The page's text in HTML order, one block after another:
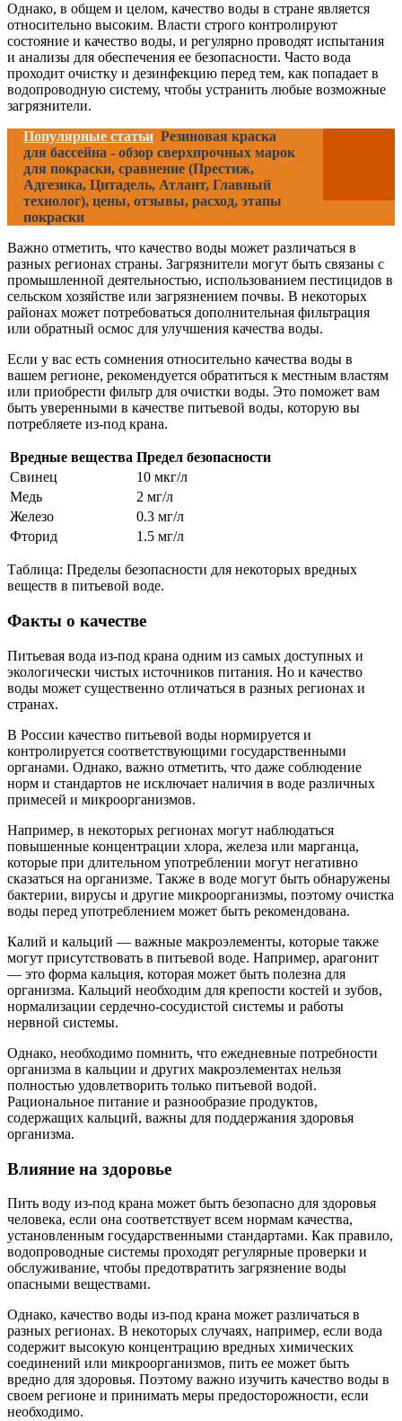
Однако, в общем и целом, качество воды в стране является
относительно высоким. Власти строго контролируют
состояние и качество воды, и регулярно проводят испытания
и анализы для обеспечения ее безопасности. Часто вода
проходит очистку и дезинфекцию перед тем, как попадает в
водопроводную систему, чтобы устранить любые возможные
загрязнители.
Популярные статьи Резиновая краска
для бассейна - обзор сверхпрочных марок
для покраски, сравнение (Престиж,
Адгезика, Цитадель, Атлант, Главный
технолог), цены, отзывы, расход, этапы
покраски
Важно отметить, что качество воды может различаться в
разных регионах страны. Загрязнители могут быть связаны с
промышленной деятельностью, использованием пестицидов в
сельском хозяйстве или загрязнением почвы. В некоторых
районах может потребоваться дополнительная фильтрация
или обратный осмос для улучшения качества воды.
Если у вас есть сомнения относительно качества воды в
вашем регионе, рекомендуется обратиться к местным властям
или приобрести фильтр для очистки воды. Это поможет вам
быть уверенными в качестве питьевой воды, которую вы
потребляете из-под крана.
Вредные вещества Предел безопасности
Свинец
10 мкг/л
Медь
2 мг/л
Железо
0.3 мг/л
Фторид
1.5 мг/л
Таблица: Пределы безопасности для некоторых вредных
веществ в питьевой воде.
Факты о качестве
Питьевая вода из-под крана одним из самых доступных и
экологически чистых источников питания. Но и качество
воды может существенно отличаться в разных регионах и
странах.
В России качество питьевой воды нормируется и
контролируется соответствующими государственными
органами. Однако, важно отметить, что даже соблюдение
норм и стандартов не исключает наличия в воде различных
примесей и микроорганизмов.
Например, в некоторых регионах могут наблюдаться
повышенные концентрации хлора, железа или марганца,
которые при длительном употреблении могут негативно
сказаться на организме. Также в воде могут быть обнаружены
бактерии, вирусы и другие микроорганизмы, поэтому очистка
воды перед употреблением может быть рекомендована.
Калий и кальций — важные макроэлементы, которые также
могут присутствовать в питьевой воде. Например, арагонит
— это форма кальция, которая может быть полезна для
организма. Кальций необходим для крепости костей и зубов,
нормализации сердечно-сосудистой системы и работы
нервной системы.
Однако, необходимо помнить, что ежедневные потребности
организма в кальции и других макроэлементах нельзя
полностью удовлетворить только питьевой водой.
Рациональное питание и разнообразие продуктов,
содержащих кальций, важны для поддержания здоровья
организма.
Влияние на здоровье
Пить воду из-под крана может быть безопасно для здоровья
человека, если она соответствует всем нормам качества,
установленным государственными стандартами. Как правило,
водопроводные системы проходят регулярные проверки и
обслуживание, чтобы предотвратить загрязнение воды
опасными веществами.
Однако, качество воды из-под крана может различаться в
разных регионах. В некоторых случаях, например, если вода
содержит высокую концентрацию вредных химических
соединений или микроорганизмов, пить ее может быть
вредно для здоровья. Поэтому важно изучить качество воды в
своем регионе и принимать меры предосторожности, если
необходимо.